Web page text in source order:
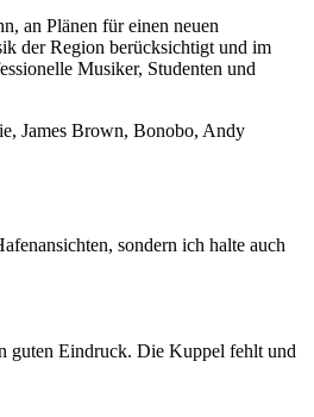
an Plänen für einen neuen
der Region berücksichtigt und im
Musiker, Studenten und
James Brown, Bonobo, Andy
sondern ich halte auch
guten Eindruck. Die Kuppel fehlt und